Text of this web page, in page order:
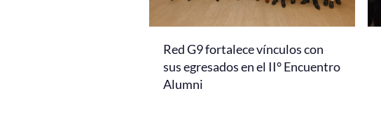
Red G9 fortalece vínculos con
sus egresados en el II° Encuentro
Alumni